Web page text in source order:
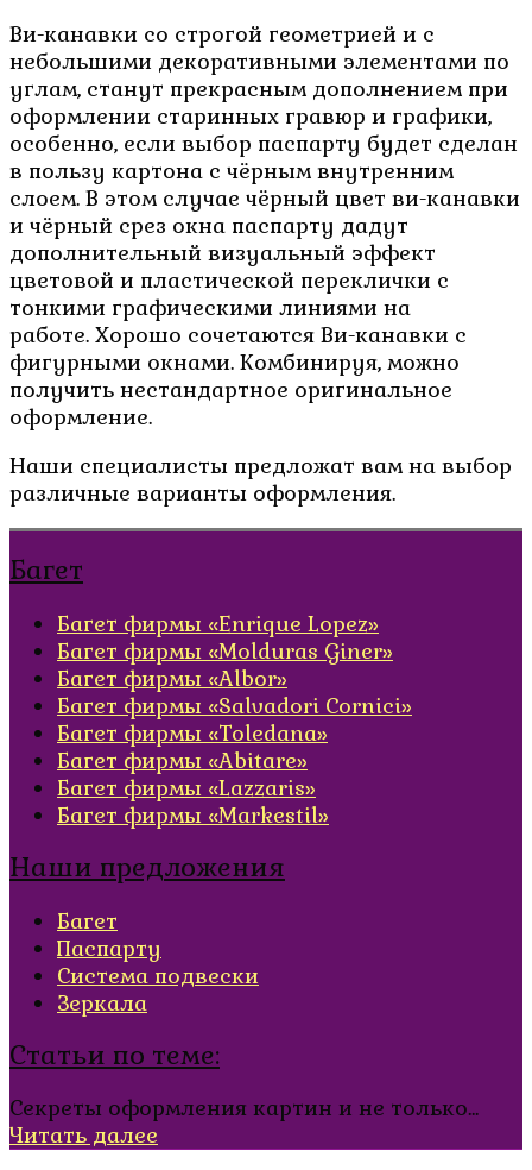
Ви-канавки со строгой геометрией и с
небольшими декоративными элементами по
углам, станут прекрасным дополнением при
оформлении старинных гравюр и графики,
особенно, если выбор паспарту будет сделан
в пользу картона с чёрным внутренним
слоем. В этом случае чёрный цвет ви-канавки
и чёрный срез окна паспарту дадут
дополнительный визуальный эффект
цветовой и пластической переклички с
тонкими графическими линиями на
работе. Хорошо сочетаются Ви-канавки с
фигурными окнами. Комбинируя, можно
получить нестандартное оригинальное
оформление.
Наши специалисты предложат вам на выбор
различные варианты оформления.
Багет
Багет фирмы «Enrique Lopez»
Багет фирмы «Molduras Giner»
Багет фирмы «Albor»
Багет фирмы «Salvadori Cornici»
Багет фирмы «Toledana»
Багет фирмы «Abitare»
Багет фирмы «Lazzaris»
Багет фирмы «Markestil»
Наши предложения
Багет
Паспарту
Система подвески
Зеркала
Статьи по теме:
Секреты оформления картин и не только...
Читать далее